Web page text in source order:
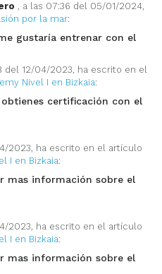
, a las 07:36 del 05/01/2024,
por la mar:
gustaría entrenar con el
del 12/04/2023, ha escrito en el
Nivel I en Bizkaia:
certificación con el
2023, ha escrito en el artículo
I en Bizkaia:
mas información sobre el
2023, ha escrito en el artículo
I en Bizkaia:
mas información sobre el